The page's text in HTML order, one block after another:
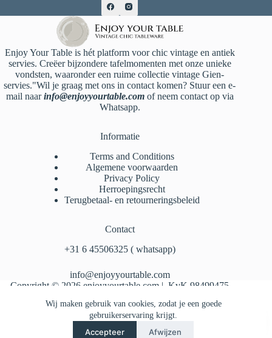
Wij maken gebruik van cookies, zodat je een goede
gebruikerservaring krijgt.
Accepteer Afwijzen
Enjoy Your Table is hét platform voor chic vintage en antiek
servies. Creëer bijzondere tafelmomenten met onze unieke
vondsten, waaronder een ruime collectie vintage Gien-
servies."Wil je graag met ons in contact komen? Stuur een e-
mail naarinfo@enjoyyourtable.comof neem contact op via
Whatsapp.
Informatie
Terms and Conditions
Algemene voorwaarden
Privacy Policy
Herroepingsrecht
Terugbetaal- en retourneringsbeleid
Contact
‪+31 6 45506325‬ ( whatsapp)
info@enjoyyourtable.com
Copyright © 2026 enjoyyourtable.com | KvK 98499475